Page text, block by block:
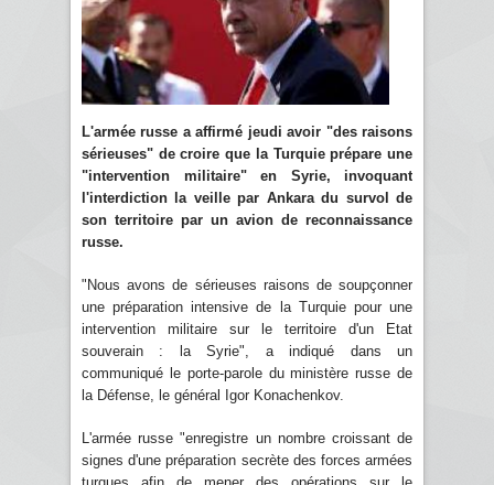
L'armée russe a affirmé jeudi avoir "des raisons
sérieuses" de croire que la Turquie prépare une
"intervention militaire" en Syrie, invoquant
l'interdiction la veille par Ankara du survol de
son territoire par un avion de reconnaissance
russe.
"Nous avons de sérieuses raisons de soupçonner
une préparation intensive de la Turquie pour une
intervention militaire sur le territoire d'un Etat
souverain : la Syrie", a indiqué dans un
communiqué le porte-parole du ministère russe de
la Défense, le général Igor Konachenkov.
L'armée russe "enregistre un nombre croissant de
signes d'une préparation secrète des forces armées